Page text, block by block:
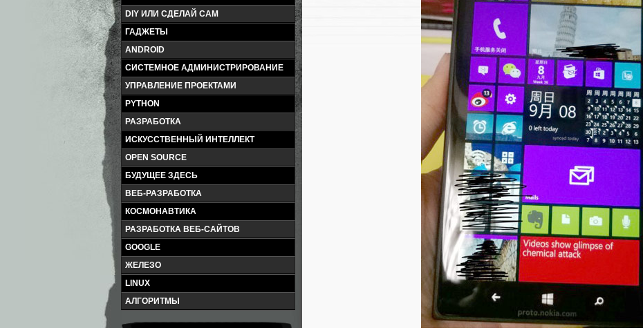
DIY ИЛИ СДЕЛАЙ САМ
ГАДЖЕТЫ
ANDROID
СИСТЕМНОЕ АДМИНИСТРИРОВАНИЕ
УПРАВЛЕНИЕ ПРОЕКТАМИ
PYTHON
РАЗРАБОТКА
ИСКУССТВЕННЫЙ ИНТЕЛЛЕКТ
OPEN SOURCE
БУДУЩЕЕ ЗДЕСЬ
ВЕБ-РАЗРАБОТКА
КОСМОНАВТИКА
РАЗРАБОТКА ВЕБ-САЙТОВ
GOOGLE
ЖЕЛЕЗО
LINUX
АЛГОРИТМЫ